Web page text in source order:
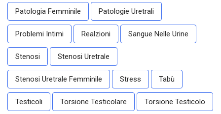
Patologia Femminile Patologie Uretrali
Problemi Intimi Realzioni Sangue Nelle Urine
Stenosi Stenosi Uretrale
Stenosi Uretrale Femminile Stress Tabù
Testicoli Torsione Testicolare Torsione Testicolo